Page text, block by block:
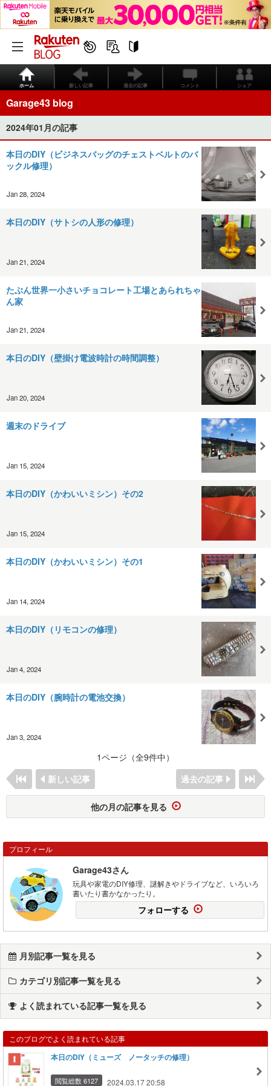
ホーム 新しい記事 過去の記事 コメント シェア
Garage43 blog
2024年01月の記事
本日のDIY（ビジネスバッグのチェストベルトのバ
ックル修理）
Jan 28, 2024
本日のDIY（サトシの人形の修理）
Jan 21, 2024
たぶん世界一小さいチョコレート工場とあられちゃ
ん家
Jan 21, 2024
本日のDIY（壁掛け電波時計の時間調整）
Jan 20, 2024
週末のドライブ
Jan 15, 2024
本日のDIY（かわいいミシン）その2
Jan 15, 2024
本日のDIY（かわいいミシン）その1
Jan 14, 2024
本日のDIY（リモコンの修理）
Jan 4, 2024
本日のDIY（腕時計の電池交換）
Jan 3, 2024
1ページ（全9件中）
新しい記事
過去の記事
他の月の記事を見る
プロフィール
Garage43さん
玩具や家電のDIY修理、謎解きやドライブなど、いろいろ
書いたり書かなかったり。
フォローする
月別記事一覧を見る
カテゴリ別記事一覧を見る
よく読まれている記事一覧を見る
このブログでよく読まれている記事
本日のDIY（ミューズ ノータッチの修理）
閲覧総数 6127 2024.03.17 20:58